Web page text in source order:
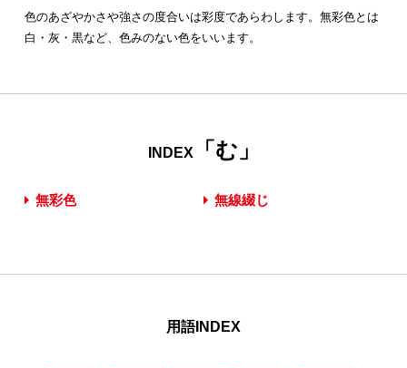
色のあざやかさや強さの度合いは彩度であらわします。 無彩色とは
白・灰・黒など、色みのない色をいいます。
INDEX 「む」
無彩色 無線綴じ
用語INDEX